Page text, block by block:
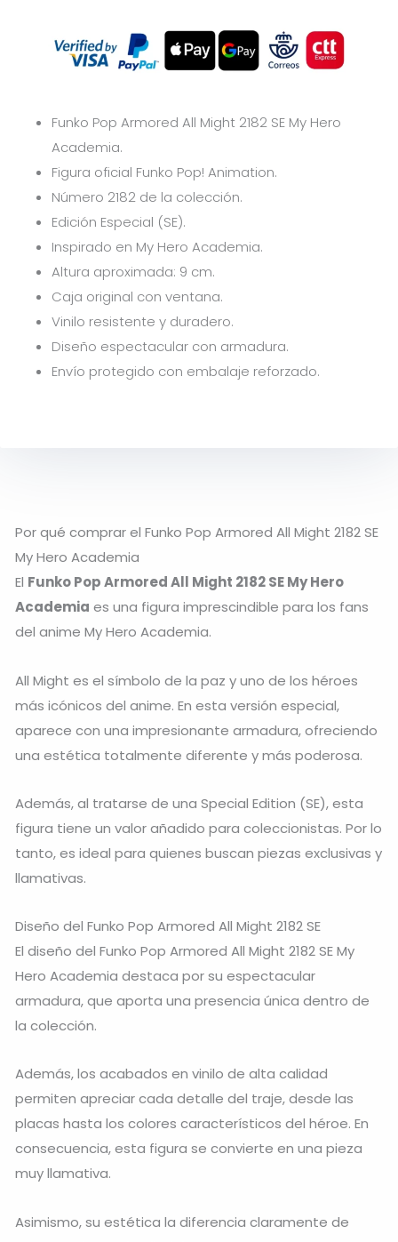
Funko Pop Armored All Might 2182 SE My Hero
Academia.
Figura oficial Funko Pop! Animation.
Número 2182 de la colección.
Edición Especial (SE).
Inspirado en My Hero Academia.
Altura aproximada: 9 cm.
Caja original con ventana.
Vinilo resistente y duradero.
Diseño espectacular con armadura.
Envío protegido con embalaje reforzado.
Por qué comprar el Funko Pop Armored All Might 2182 SE
My Hero Academia
El Funko Pop Armored All Might 2182 SE My Hero
Academia es una figura imprescindible para los fans
del anime My Hero Academia.
All Might es el símbolo de la paz y uno de los héroes
más icónicos del anime. En esta versión especial,
aparece con una impresionante armadura, ofreciendo
una estética totalmente diferente y más poderosa.
Además, al tratarse de una Special Edition (SE), esta
figura tiene un valor añadido para coleccionistas. Por lo
tanto, es ideal para quienes buscan piezas exclusivas y
llamativas.
Diseño del Funko Pop Armored All Might 2182 SE
El diseño del Funko Pop Armored All Might 2182 SE My
Hero Academia destaca por su espectacular
armadura, que aporta una presencia única dentro de
la colección.
Además, los acabados en vinilo de alta calidad
permiten apreciar cada detalle del traje, desde las
placas hasta los colores característicos del héroe. En
consecuencia, esta figura se convierte en una pieza
muy llamativa.
Asimismo, su estética la diferencia claramente de